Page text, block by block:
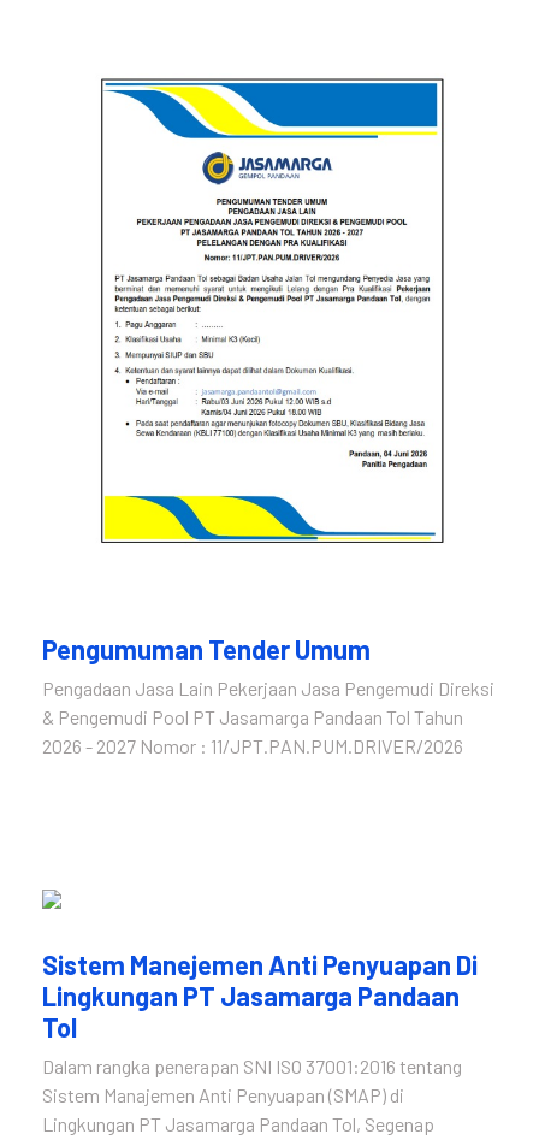
Pengumuman Tender Umum
Pengadaan Jasa Lain Pekerjaan Jasa Pengemudi Direksi
& Pengemudi Pool PT Jasamarga Pandaan Tol Tahun
2026 - 2027 Nomor : 11/JPT.PAN.PUM.DRIVER/2026
Sistem Manejemen Anti Penyuapan Di
Lingkungan PT Jasamarga Pandaan
Tol
Dalam rangka penerapan SNI ISO 37001:2016 tentang
Sistem Manajemen Anti Penyuapan (SMAP) di
Lingkungan PT Jasamarga Pandaan Tol, Segenap